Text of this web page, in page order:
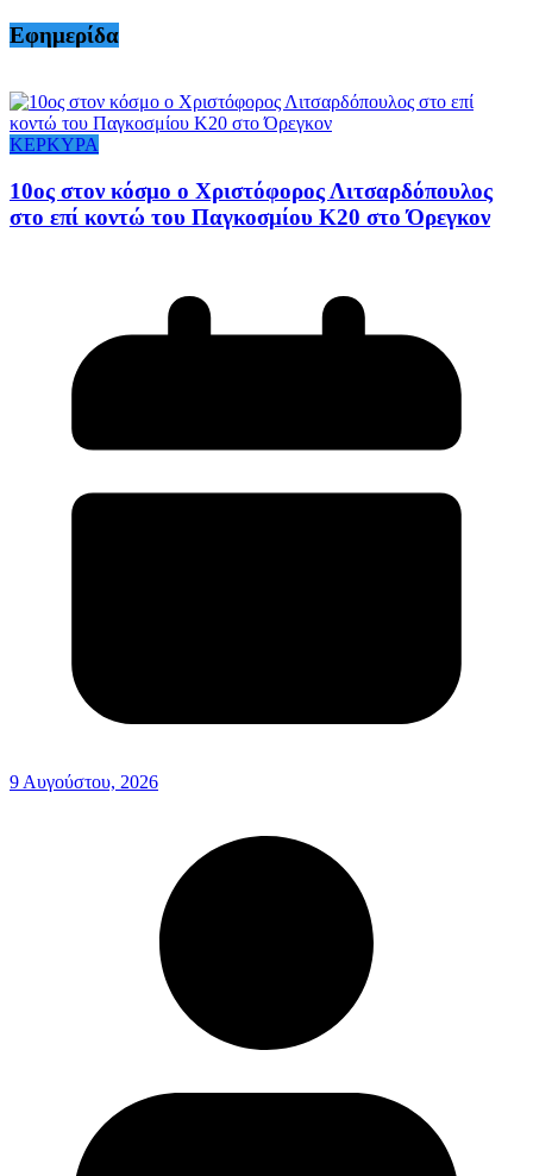
Εφημερίδα
ΚΕΡΚΥΡΑ
10ος στον κόσμο ο Χριστόφορος Λιτσαρδόπουλος
στο επί κοντώ του Παγκοσμίου Κ20 στο Όρεγκον
9 Αυγούστου, 2026